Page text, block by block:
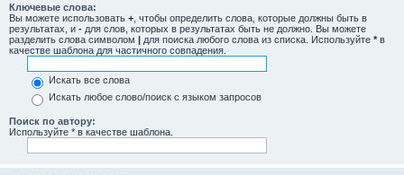
Ключевые слова:
Вы можете использовать + , чтобы определить слова, которые должны быть в
результатах, и - для слов, которых в результатах быть не должно. Вы можете
разделить слова символом | для поиска любого слова из списка. Используйте * в
качестве шаблона для частичного совпадения.
Искать все слова
Искать любое слово/поиск с языком запросов
Поиск по автору:
Используйте * в качестве шаблона.